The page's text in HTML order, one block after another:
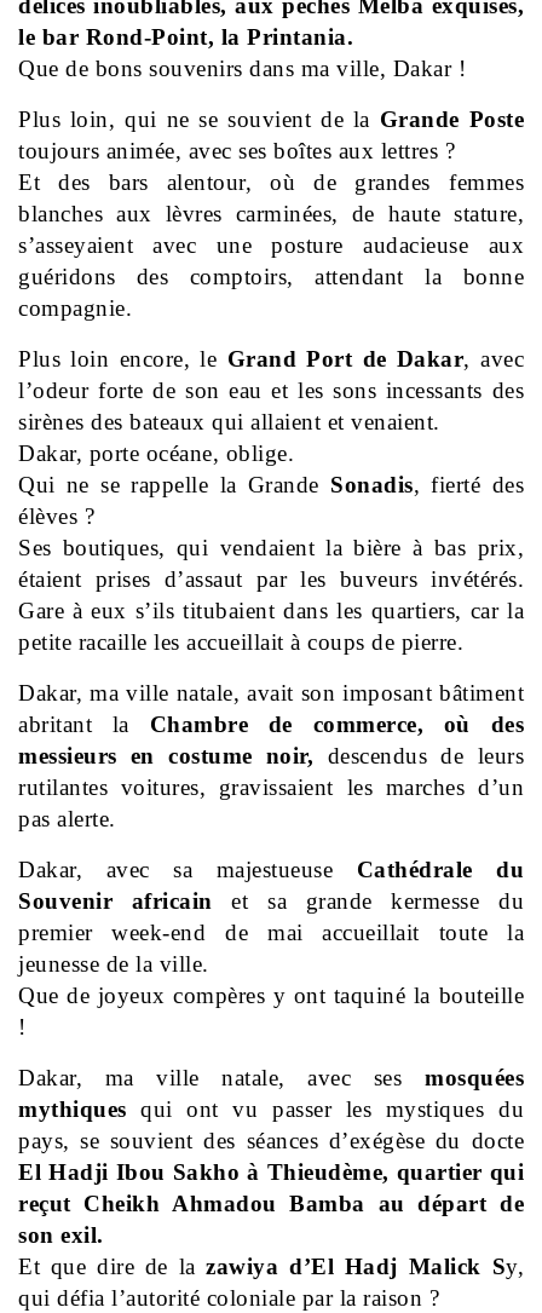
délices inoubliables, aux pêches Melba exquises,
le bar Rond-Point, la Printania.
Que de bons souvenirs dans ma ville, Dakar !
Plus loin, qui ne se souvient de la Grande Poste
toujours animée, avec ses boîtes aux lettres ?
Et des bars alentour, où de grandes femmes
blanches aux lèvres carminées, de haute stature,
s’asseyaient avec une posture audacieuse aux
guéridons des comptoirs,attendant la bonne
compagnie.
Plus loin encore, le Grand Port de Dakar, avec
l’odeur forte de son eauet les sons incessants des
sirènes des bateaux qui allaient et venaient.
Dakar, porte océane, oblige.
Qui ne se rappelle la Grande Sonadis, fierté des
élèves ?
Ses boutiques, qui vendaient la bière à bas prix,
étaient prises d’assaut par les buveurs invétérés.
Gare à eux s’ils titubaient dans les quartiers, car la
petite racaille les accueillait à coups de pierre.
Dakar, ma ville natale, avait son imposant bâtiment
abritant la Chambre de commerce, où des
messieurs en costume noir, descendus de leurs
rutilantes voitures, gravissaient les marches d’un
pas alerte.
Dakar, avec sa majestueuse Cathédrale du
Souvenir africainet sa grande kermesse du
premier week-end de maiaccueillait toute la
jeunesse de la ville.
Que de joyeux compères y ont taquiné la bouteille
!
Dakar, ma ville natale, avec ses mosquées
mythiquesqui ont vu passer les mystiques du
pays,se souvient des séances d’exégèse du docte
El Hadji Ibou Sakho à Thieudème, quartier qui
reçut Cheikh Ahmadou Bamba au départ de
son exil.
Et que dire de lazawiya d’El Hadj Malick Sy,
qui défia l’autorité coloniale par la raison ?